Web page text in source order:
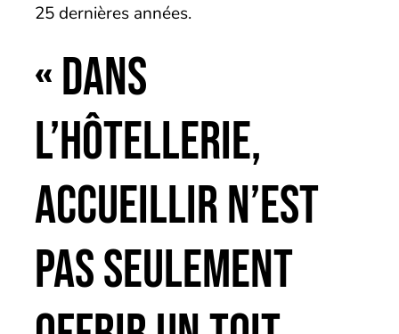
25 dernières années.
« Dans
l’hôtellerie,
accueillir n’est
pas seulement